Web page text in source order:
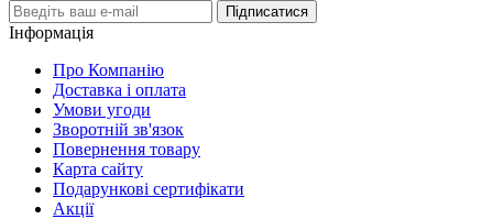
Підписатися
Інформація
Про Компанію
Доставка і оплата
Умови угоди
Зворотній зв'язок
Повернення товару
Карта сайту
Подарункові сертифікати
Акції